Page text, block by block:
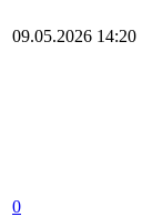
09.05.2026 14:20
0